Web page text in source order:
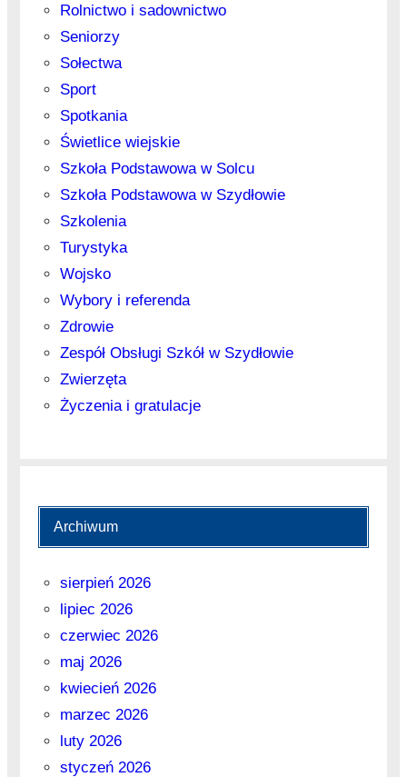
Rolnictwo i sadownictwo
Seniorzy
Sołectwa
Sport
Spotkania
Świetlice wiejskie
Szkoła Podstawowa w Solcu
Szkoła Podstawowa w Szydłowie
Szkolenia
Turystyka
Wojsko
Wybory i referenda
Zdrowie
Zespół Obsługi Szkół w Szydłowie
Zwierzęta
Życzenia i gratulacje
Archiwum
sierpień 2026
lipiec 2026
czerwiec 2026
maj 2026
kwiecień 2026
marzec 2026
luty 2026
styczeń 2026